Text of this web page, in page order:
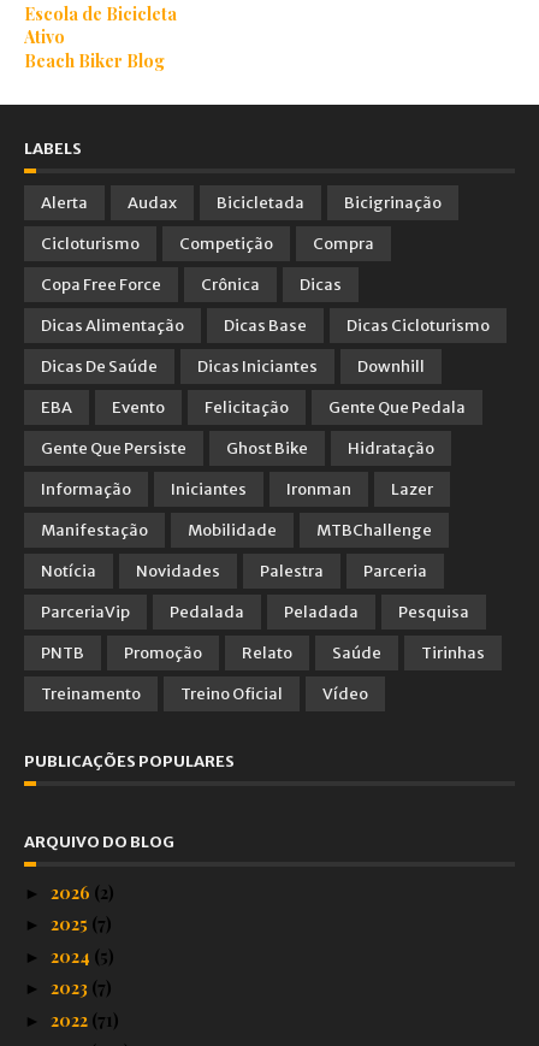
Escola de Bicicleta
Ativo
Beach Biker Blog
LABELS
Alerta Audax Bicicletada
Bicigrinação
Cicloturismo
Competição
Compra
Copa Free Force
Crônica
Dicas
Dicas Alimentação
Dicas Base
Dicas Cicloturismo
Dicas De Saúde
Dicas Iniciantes
Downhill
EBA
Evento Felicitação
Gente Que Pedala
Gente Que Persiste
Ghost Bike
Hidratação
Informação
Iniciantes Ironman
Lazer
Manifestação
Mobilidade
MTBChallenge
Notícia
Novidades Palestra
Parceria
ParceriaVip
Pedalada Peladada
Pesquisa
PNTB
Promoção Relato Saúde
Tirinhas
Treinamento
Treino Oficial Vídeo
PUBLICAÇÕES POPULARES
ARQUIVO DO BLOG
► 2026 (2)
► 2025 (7)
► 2024 (5)
► 2023 (7)
► 2022 (71)